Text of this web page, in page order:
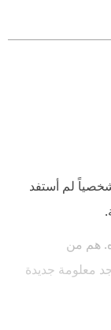
لم أستفد
هم من
معلومة جديدة